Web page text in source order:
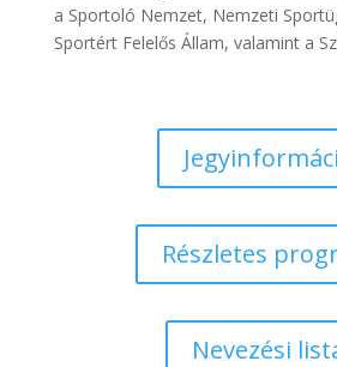
a Sportoló Nemzet, Nemzeti
Sportért Felelős Állam, valamint a
Részletes
Nevezési